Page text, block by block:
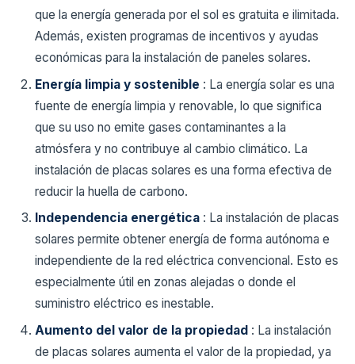
que la energía generada por el sol es gratuita e ilimitada.
Además, existen programas de incentivos y ayudas
económicas para la instalación de paneles solares.
Energía limpia y sostenible : La energía solar es una
fuente de energía limpia y renovable, lo que significa
que su uso no emite gases contaminantes a la
atmósfera y no contribuye al cambio climático. La
instalación de placas solares es una forma efectiva de
reducir la huella de carbono.
Independencia energética : La instalación de placas
solares permite obtener energía de forma autónoma e
independiente de la red eléctrica convencional. Esto es
especialmente útil en zonas alejadas o donde el
suministro eléctrico es inestable.
Aumento del valor de la propiedad : La instalación
de placas solares aumenta el valor de la propiedad, ya